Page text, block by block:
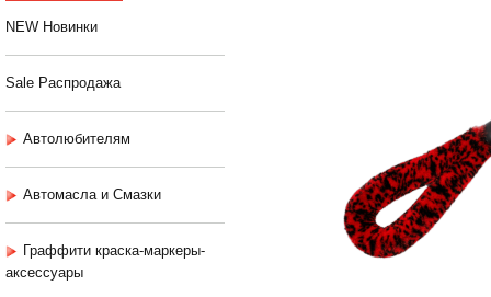
NEW Новинки
Sale Распродажа
Автолюбителям
Автомасла и Смазки
Граффити краска-маркеры-
аксессуары